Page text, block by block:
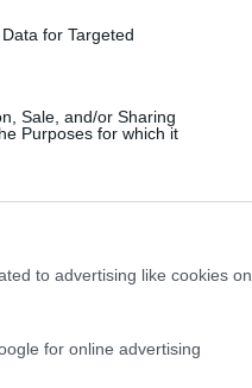
for Targeted
Sale, and/or Sharing
Purposes for which it
to advertising like cookies on
for online advertising
più
due laghi,
un picnic all’aria
ben segnalati che
il bagno, dato